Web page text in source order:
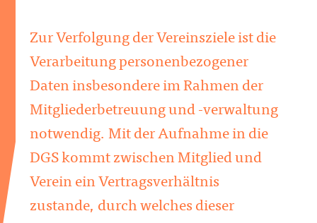
Zur Verfolgung der Vereinsziele ist die
Verarbeitung personenbezogener
Daten insbesondere im Rahmen der
Mitgliederbetreuung und -verwaltung
notwendig. Mit der Aufnahme in die
DGS kommt zwischen Mitglied und
Verein ein Vertragsverhältnis
zustande, durch welches dieser